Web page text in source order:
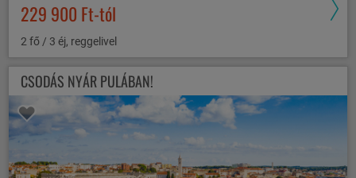
229 900 Ft-tól
2 fő / 3 éj, reggelivel
CSODÁS NYÁR PULÁBAN!